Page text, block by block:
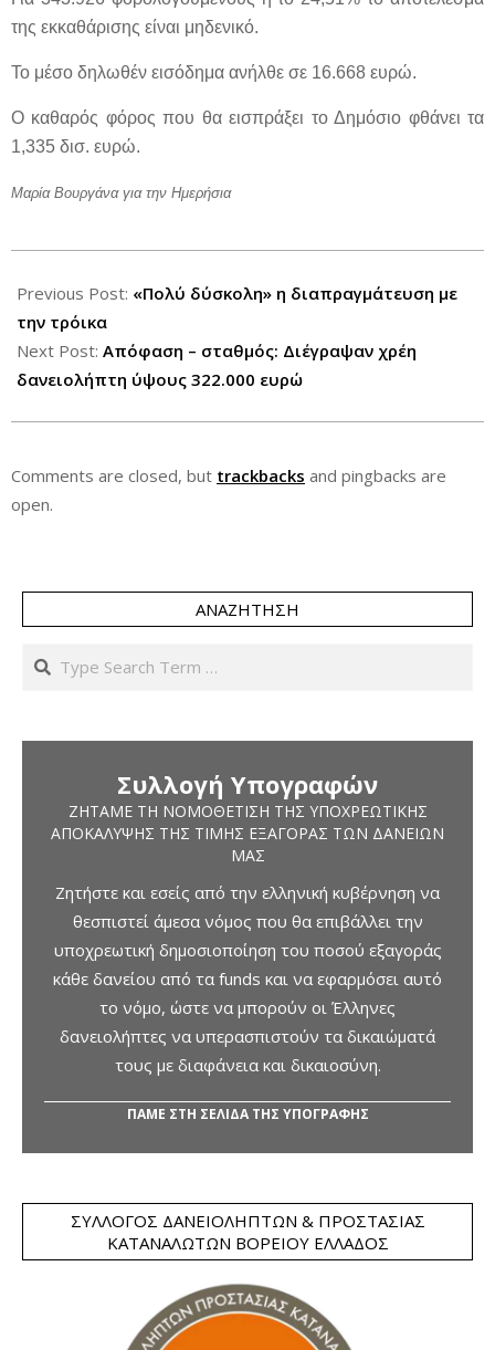
της εκκαθάρισης είναι μηδενικό.
Το μέσο δηλωθέν εισόδημα ανήλθε σε 16.668 ευρώ.
Ο καθαρός φόρος που θα εισπράξει το Δημόσιο φθάνει τα
1,335 δισ. ευρώ.
Μαρία Βουργάνα για την Ημερήσια
07-
02
Previous Post: «Πολύ δύσκολη» η διαπραγμάτευση με
την τρόικα
Next Post: Απόφαση – σταθμός: Διέγραψαν χρέη
δανειολήπτη ύψους 322.000 ευρώ
Comments are closed, but trackbacks and pingbacks are
open.
ΑΝΑΖΉΤΗΣΗ
Search
Συλλογή Υπογραφών
ΖΗΤΆΜΕ ΤΗ ΝΟΜΟΘΈΤΙΣΗ ΤΗΣ ΥΠΟΧΡΕΩΤΙΚΉΣ
ΑΠΟΚΆΛΥΨΗΣ ΤΗΣ ΤΙΜΉΣ ΕΞΑΓΟΡΆΣ ΤΩΝ ΔΑΝΕΊΩΝ
ΜΑΣ
Ζητήστε και εσείς από την ελληνική κυβέρνηση να
θεσπιστεί άμεσα νόμος που θα επιβάλλει την
υποχρεωτική δημοσιοποίηση του ποσού εξαγοράς
κάθε δανείου από τα funds και να εφαρμόσει αυτό
το νόμο, ώστε να μπορούν οι Έλληνες
δανειολήπτες να υπερασπιστούν τα δικαιώματά
τους με διαφάνεια και δικαιοσύνη.
ΠΑΜΕ ΣΤΗ ΣΕΛΙΔΑ ΤΗΣ ΥΠΟΓΡΑΦΗΣ
ΣΎΛΛΟΓΟΣ ΔΑΝΕΙΟΛΗΠΤΏΝ & ΠΡΟΣΤΑΣΊΑΣ
ΚΑΤΑΝΑΛΩΤΏΝ ΒΟΡΕΊΟΥ ΕΛΛΆΔΟΣ